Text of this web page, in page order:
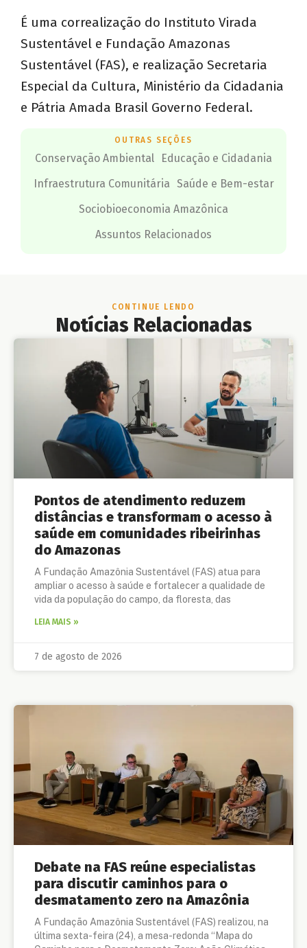
É uma correalização do Instituto Virada
Sustentável e Fundação Amazonas
Sustentável (FAS), e realização Secretaria
Especial da Cultura, Ministério da Cidadania
e Pátria Amada Brasil Governo Federal.
OUTRAS SEÇÕES
Conservação Ambiental
Educação e Cidadania
Infraestrutura Comunitária Saúde e Bem-estar
Sociobioeconomia Amazônica
Assuntos Relacionados
CONTINUE LENDO
Notícias Relacionadas
Pontos de atendimento reduzem
distâncias e transformam o acesso à
saúde em comunidades ribeirinhas
do Amazonas
A Fundação Amazônia Sustentável (FAS) atua para
ampliar o acesso à saúde e fortalecer a qualidade de
vida da população do campo, da floresta, das
LEIA MAIS »
7 de agosto de 2026
Debate na FAS reúne especialistas
para discutir caminhos para o
desmatamento zero na Amazônia
A Fundação Amazônia Sustentável (FAS) realizou, na
última sexta-feira (24), a mesa-redonda “Mapa do